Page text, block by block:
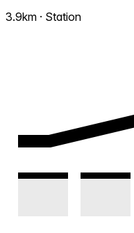
3.9km · Station